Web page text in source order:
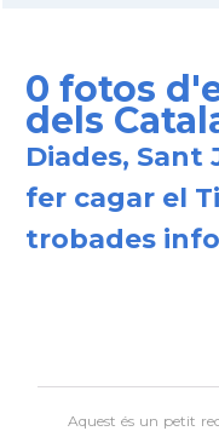
0 fotos
dels
Diades, Sant
fer cagar el
trobades
Aquest és un petit